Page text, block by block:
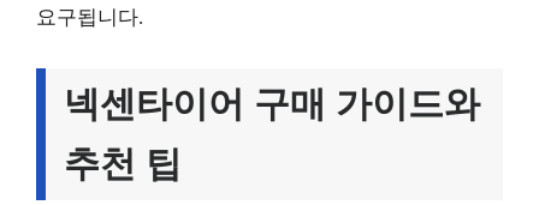
요구됩니다.
넥센타이어 구매 가이드와
추천 팁